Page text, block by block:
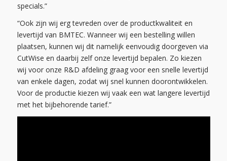
specials.”
“Ook zijn wij erg tevreden over de productkwaliteit en
levertijd van BMTEC. Wanneer wij een bestelling willen
plaatsen, kunnen wij dit namelijk eenvoudig doorgeven via
CutWise en daarbij zelf onze levertijd bepalen. Zo kiezen
wij voor onze R&D afdeling graag voor een snelle levertijd
van enkele dagen, zodat wij snel kunnen doorontwikkelen.
Voor de productie kiezen wij vaak een wat langere levertijd
met het bijbehorende tarief.”